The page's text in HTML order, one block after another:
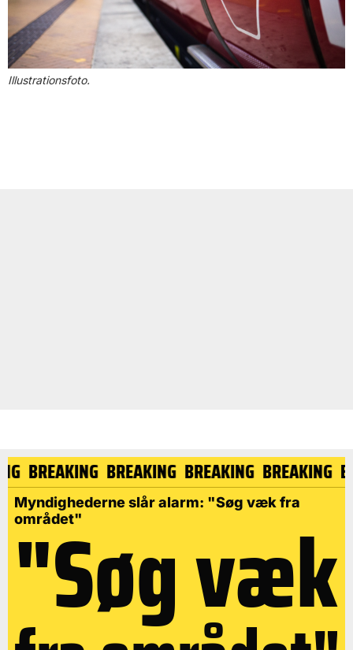
Illustrationsfoto.
BREAKING BREAKING BREAKING BREAKING
Myndighederne slår alarm: "Søg væk fra
området"
"Søg væk